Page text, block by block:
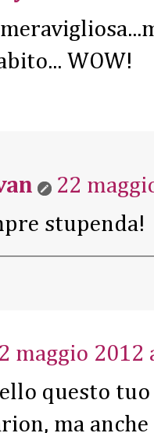
WOW!
22
stupenda!
maggio 2012
questo
ma